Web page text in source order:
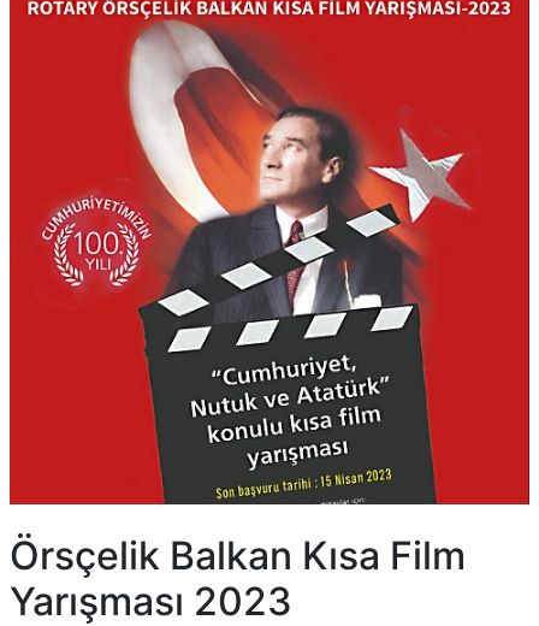
Örsçelik Balkan Kısa Film
Yarışması 2023